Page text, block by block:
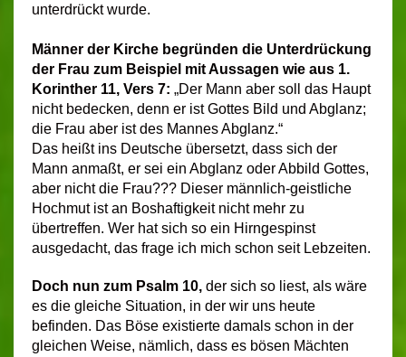
unterdrückt wurde.
Männer der Kirche begründen die Unterdrückung
der Frau zum Beispiel mit Aussagen wie aus 1.
Korinther 11, Vers 7: „Der Mann aber soll das Haupt
nicht bedecken, denn er ist Gottes Bild und Abglanz;
die Frau aber ist des Mannes Abglanz.“
Das heißt ins Deutsche übersetzt, dass sich der
Mann anmaßt, er sei ein Abglanz oder Abbild Gottes,
aber nicht die Frau??? Dieser männlich-geistliche
Hochmut ist an Boshaftigkeit nicht mehr zu
übertreffen. Wer hat sich so ein Hirngespinst
ausgedacht, das frage ich mich schon seit Lebzeiten.
Doch nun zum Psalm 10, der sich so liest, als wäre
es die gleiche Situation, in der wir uns heute
befinden. Das Böse existierte damals schon in der
gleichen Weise, nämlich, dass es bösen Mächten